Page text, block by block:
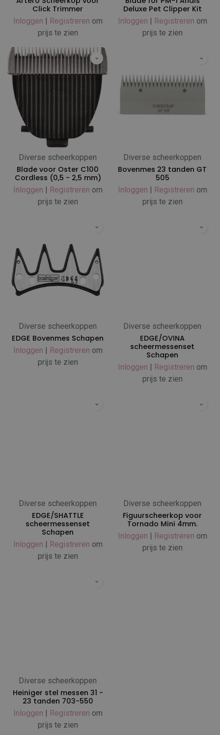
Click Trimmer
Inloggen | Registreren om
prijs te zien
Deluxe Pet Clipper Kit
Inloggen | Registreren om
prijs te zien
Diverse scheerkoppen
Blade voor Oster C100
Cordless (0,5 - 2,5 mm)
Inloggen | Registreren om
prijs te zien
Diverse scheerkoppen
Bovenmes 23 tanden GT
505
Inloggen | Registreren om
prijs te zien
Diverse scheerkoppen
EDGE Bovenmes Schapen
Inloggen | Registreren om
prijs te zien
Diverse scheerkoppen
EDGE/OVINA
scheermessenset
Schapen
Inloggen | Registreren om
prijs te zien
Diverse scheerkoppen
EDGE/SHATTLE
scheermessenset
Schapen
Inloggen | Registreren om
prijs te zien
Diverse scheerkoppen
Figuurscheerkop voor
Tornado Mini 4mm.
Inloggen | Registreren om
prijs te zien
Diverse scheerkoppen
Heiniger stel messen 31 -
23 tanden 703-550
Inloggen | Registreren om
prijs te zien